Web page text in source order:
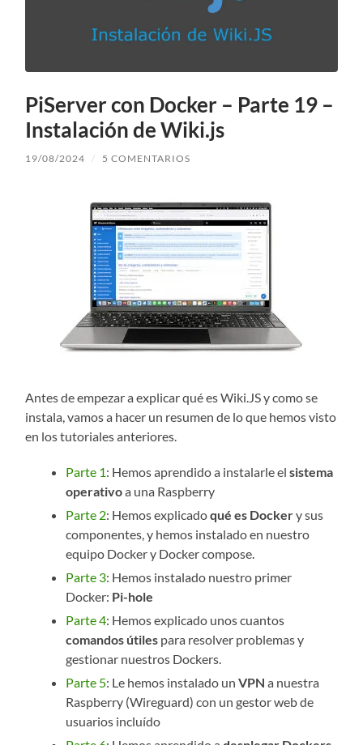
PiServer con Docker – Parte 19 –
Instalación de Wiki.js
19/08/2024 / 5 COMENTARIOS
Antes de empezar a explicar qué es Wiki.JS y como se
instala, vamos a hacer un resumen de lo que hemos visto
en los tutoriales anteriores.
Parte 1: Hemos aprendido a instalarle elsistema
operativoa una Raspberry
Parte 2: Hemos explicadoqué es Dockery sus
componentes, y hemos instalado en nuestro
equipo Docker y Docker compose.
Parte 3: Hemos instalado nuestro primer
Docker: Pi-hole
Parte 4: Hemos explicado unos cuantos
comandos útiles para resolver problemas y
gestionar nuestros Dockers.
Parte 5: Le hemos instalado unVPN a nuestra
Raspberry (Wireguard) con un gestor web de
usuarios incluído